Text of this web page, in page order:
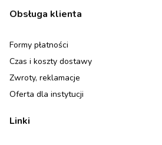
Linki w stopce
Obsługa klienta
Formy płatności
Czas i koszty dostawy
Zwroty, reklamacje
Oferta dla instytucji
Linki